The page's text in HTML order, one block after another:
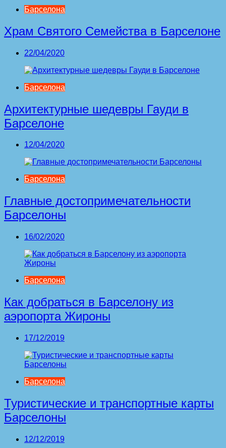
Барселона
Храм Святого Семейства в Барселоне
22/04/2020
Барселона
Архитектурные шедевры Гауди в
Барселоне
12/04/2020
Барселона
Главные достопримечательности
Барселоны
16/02/2020
Барселона
Как добраться в Барселону из
аэропорта Жироны
17/12/2019
Барселона
Туристические и транспортные карты
Барселоны
12/12/2019